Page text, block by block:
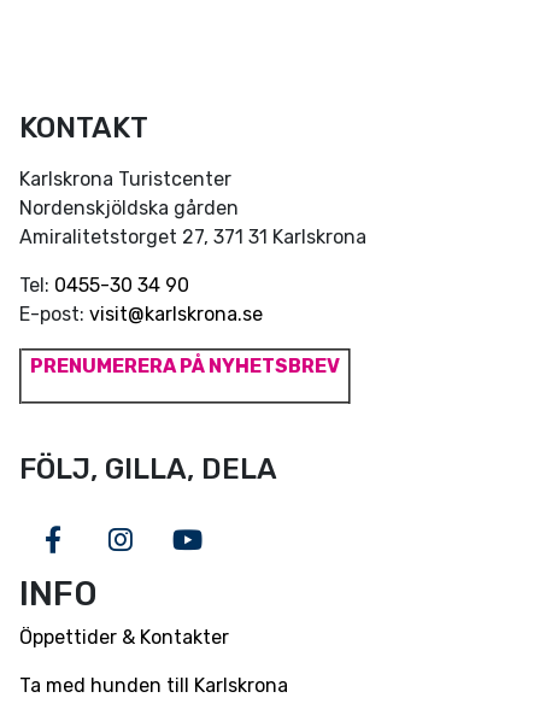
KONTAKT
Karlskrona Turistcenter
Nordenskjöldska gården
Amiralitetstorget 27, 371 31 Karlskrona
Tel: 0455-30 34 90
E-post: visit@karlskrona.se
PRENUMERERA PÅ NYHETSBREV
FÖLJ, GILLA, DELA
FacebookInstagram
Youtube
INFO
Öppettider & Kontakter
Ta med hunden till Karlskrona